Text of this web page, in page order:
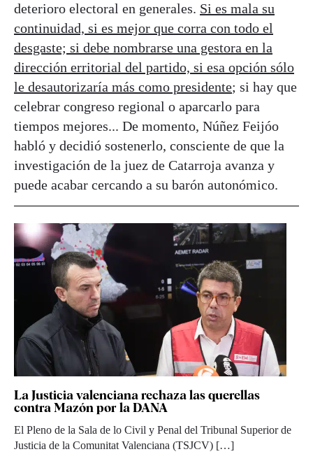
deterioro electoral en generales. Si es mala su
continuidad, si es mejor que corra con todo el
desgaste; si debe nombrarse una gestora en la
dirección erritorial del partido, si esa opción sólo
le desautorizaría más como presidente; si hay que
celebrar congreso regional o aparcarlo para
tiempos mejores... De momento, Núñez Feijóo
habló y decidió sostenerlo, consciente de que la
investigación de la juez de Catarroja avanza y
puede acabar cercando a su barón autonómico.
La Justicia valenciana rechaza las querellas
contra Mazón por la DANA
El Pleno de la Sala de lo Civil y Penal del Tribunal Superior de
Justicia de la Comunitat Valenciana (TSJCV) […]